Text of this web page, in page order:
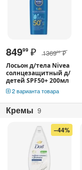
84999 ₽ 136900 ₽
Лосьон д/тела Nivea
солнцезащитный д/
детей SPF50+ 200мл
2 варианта товара
Кремы 9
–44%